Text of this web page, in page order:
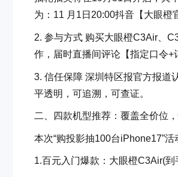
为：11 月1日20:00抖音【大眼橙
2. 参与方式 购买大眼橙C3Air、
作，届时直播间评论【指定口令+
3. 信任保障 深圳特区报官方报道
平透明，可追溯，可查证。
二、四款机型推荐：覆盖全价位
本次“购投影抽100台iPhone17”
1.百元入门爆款：大眼橙C3Air(到